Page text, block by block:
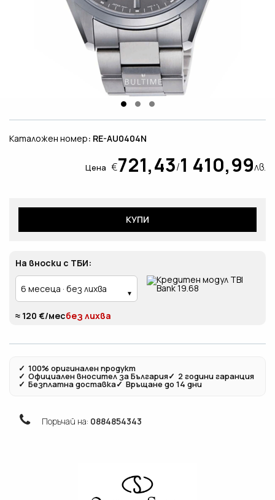
Каталожен номер: RE-AU0404N
Цена €721,43/1 410,99лв.
КУПИ
На вноски с ТБИ:
≈ 120 €/месбез лихва
✓ 100% оригинален продукт
✓ Официален вносител за България✓ 2 години гаранция
✓ Безплатна доставка✓ Връщане до 14 дни
Поръчай на: 0884854343